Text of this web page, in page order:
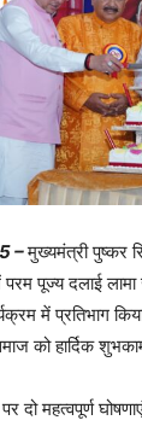
–मुख्यमंत्री पुष्कर
पूज्य दलाई
में प्रतिभाग
को हार्दिक
दो महत्वपूर्ण